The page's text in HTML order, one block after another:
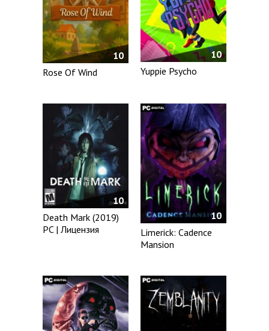
10
Rose Of Wind
10
Yuppie Psycho
10
Death Mark (2019)
PC | Лицензия
10
Limerick: Cadence
Mansion